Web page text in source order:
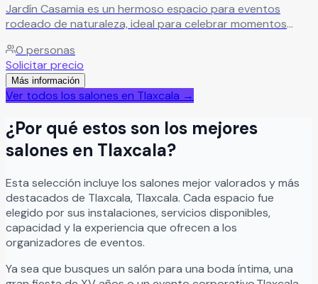
Jardín Casamia es un hermoso espacio para eventos
rodeado de naturaleza, ideal para celebrar momentos
encanto. Este exclusivo recinto ofrece el escenario
perfecto para bodas, XV años, aniversarios, graduaciones
y eventos sociales especiales, creando una atmósfera
única que hará de cada celebración un recuerdo
belleza natural y el encanto de sus instalaciones se
combinan para brindar experiencias excepcionales,
convirtiendo cada evento en una celebración llena de
0 personas
Solicitar precio
Más información
Ver todos los salones en Tlaxcala →
¿Por qué estos son los mejores
salones en Tlaxcala?
Esta selección incluye los salones mejor valorados y más
destacados de Tlaxcala, Tlaxcala. Cada espacio fue
elegido por sus instalaciones, servicios disponibles,
capacidad y la experiencia que ofrecen a los
organizadores de eventos.
Ya sea que busques un salón para una boda íntima, una